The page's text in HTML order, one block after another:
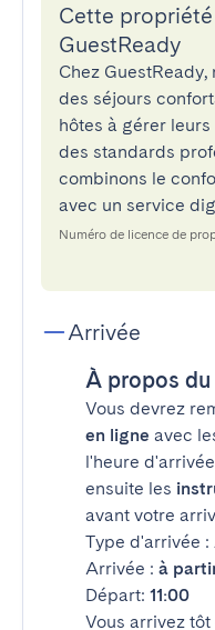
Cette
GuestReady
Chez
des séjours
hôtes à gérer
des standards
combinons le
avec un service
Numéro de licence de
Arrivée
À propos
Vous devrez
en ligne avec
l'heure
ensuite les
avant votre
Type d'arrivée :
Arrivée : à
Départ: 11:00
Vous arrivez